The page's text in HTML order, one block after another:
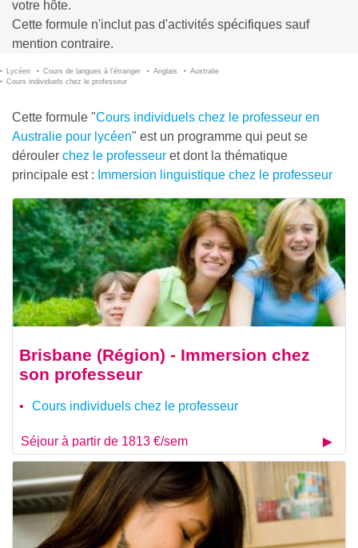
votre hôte.
Cette formule n'inclut pas d'activités spécifiques sauf
mention contraire.
Lycéen Cours de langues à l’étranger Anglais
Australie
Cours individuels chez le professeur
Cette formule "Cours individuels chez le professeur en
Australie pour lycéen" est un programme qui peut se
dérouler chez le professeur et dont la thématique
principale est : Immersion linguistique chez le professeur
Brisbane (Région) - Immersion chez
son professeur
Cours individuels chez le professeur
Séjour à partir de 1813 €/sem